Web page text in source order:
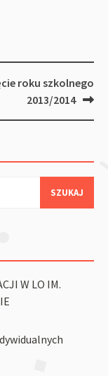
roku szkolnego
2013/2014
W LO IM.